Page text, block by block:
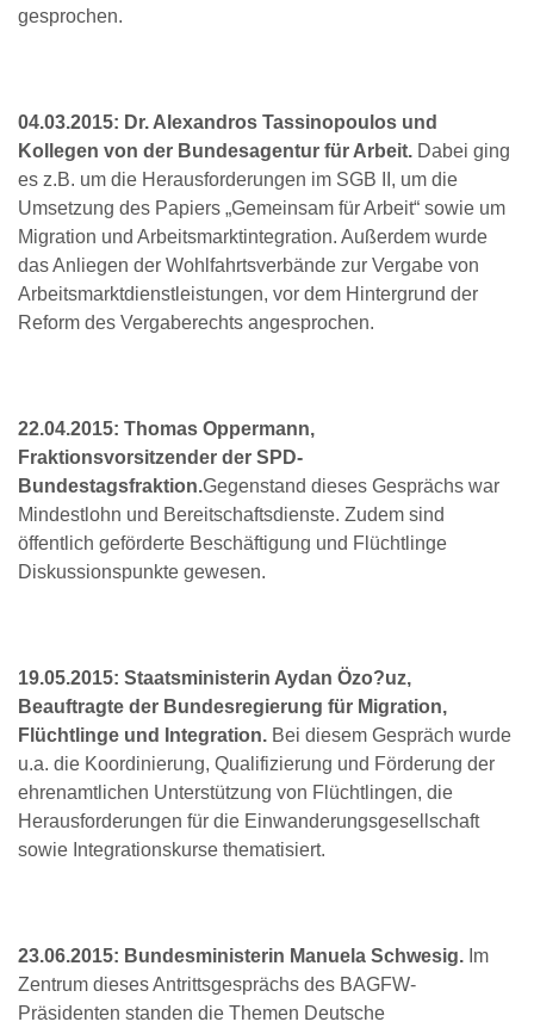
gesprochen.
04.03.2015: Dr. Alexandros Tassinopoulos und
Kollegen von der Bundesagentur für Arbeit. Dabei ging
es z.B. um die Herausforderungen im SGB II, um die
Umsetzung des Papiers „Gemeinsam für Arbeit“ sowie um
Migration und Arbeitsmarktintegration. Außerdem wurde
das Anliegen der Wohlfahrtsverbände zur Vergabe von
Arbeitsmarktdienstleistungen, vor dem Hintergrund der
Reform des Vergaberechts angesprochen.
22.04.2015: Thomas Oppermann,
Fraktionsvorsitzender der SPD-
Bundestagsfraktion.Gegenstand dieses Gesprächs war
Mindestlohn und Bereitschaftsdienste. Zudem sind
öffentlich geförderte Beschäftigung und Flüchtlinge
Diskussionspunkte gewesen.
19.05.2015: Staatsministerin Aydan Özo?uz,
Beauftragte der Bundesregierung für Migration,
Flüchtlinge und Integration. Bei diesem Gespräch wurde
u.a. die Koordinierung, Qualifizierung und Förderung der
ehrenamtlichen Unterstützung von Flüchtlingen, die
Herausforderungen für die Einwanderungsgesellschaft
sowie Integrationskurse thematisiert.
23.06.2015: Bundesministerin Manuela Schwesig. Im
Zentrum dieses Antrittsgesprächs des BAGFW-
Präsidenten standen die Themen Deutsche